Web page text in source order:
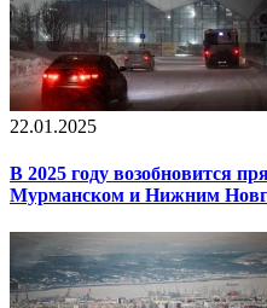
22.01.2025
В 2025 году возобновится
Мурманском и Нижним